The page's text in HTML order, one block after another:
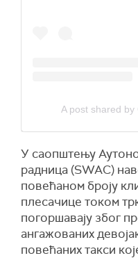
A post shared by
У саопштењу
радница (SWAC)
повећаном броју
плесачице током
погоршавају због
ангажованих
повећаних такси